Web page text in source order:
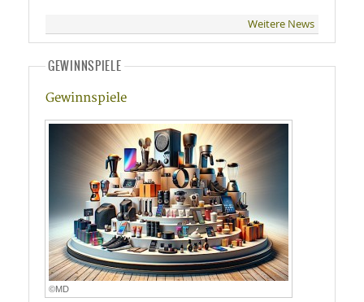
Weitere News
GEWINNSPIELE
Gewinnspiele
©MD